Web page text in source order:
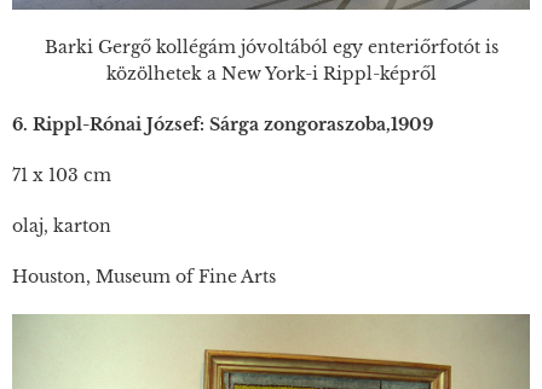
Barki Gergő kollégám jóvoltából egy enteriőrfotót is
közölhetek a New York-i Rippl-képről
6. Rippl-Rónai József: Sárga zongoraszoba,1909
71 x 103 cm
olaj, karton
Houston, Museum of Fine Arts